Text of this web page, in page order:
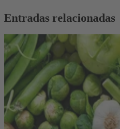
Entradas relacionadas